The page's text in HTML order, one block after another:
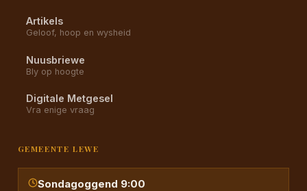
Artikels
Geloof, hoop en wysheid
Nuusbriewe
Bly op hoogte
Digitale Metgesel
Vra enige vraag
GEMEENTE LEWE
Sondagoggend 9:00